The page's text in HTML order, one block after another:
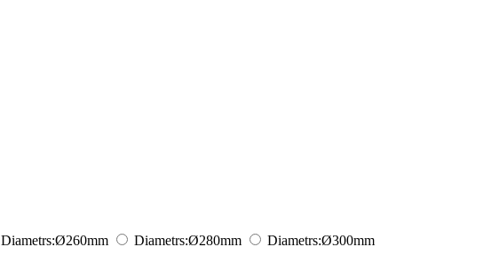
Diametrs:Ø260mm Diametrs:Ø280mm Diametrs:Ø300mm